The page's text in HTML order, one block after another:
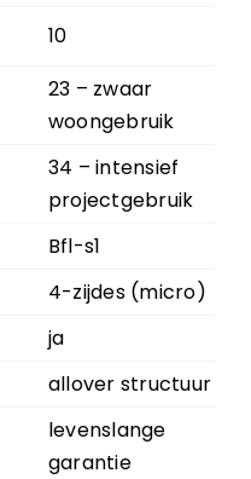
10
23 – zwaar
woongebruik
34 – intensief
projectgebruik
Bfl-s1
4-zijdes (micro)
ja
allover structuur
levenslange
garantie